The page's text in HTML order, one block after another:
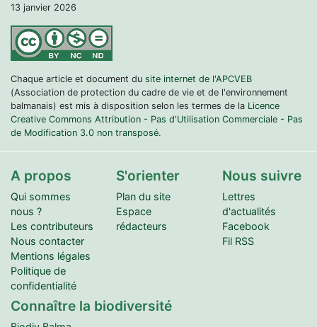
13 janvier 2026
Chaque article et document du site internet de l'APCVEB
(Association de protection du cadre de vie et de l'environnement
balmanais) est mis à disposition selon les termes de la Licence
Creative Commons Attribution - Pas d'Utilisation Commerciale - Pas
de Modification 3.0 non transposé.
A propos
Qui sommes
nous ?
Les contributeurs
Nous contacter
Mentions légales
Politique de
confidentialité
S'orienter
Plan du site
Espace
rédacteurs
Nous suivre
Lettres
d'actualités
Facebook
Fil RSS
Connaître la biodiversité